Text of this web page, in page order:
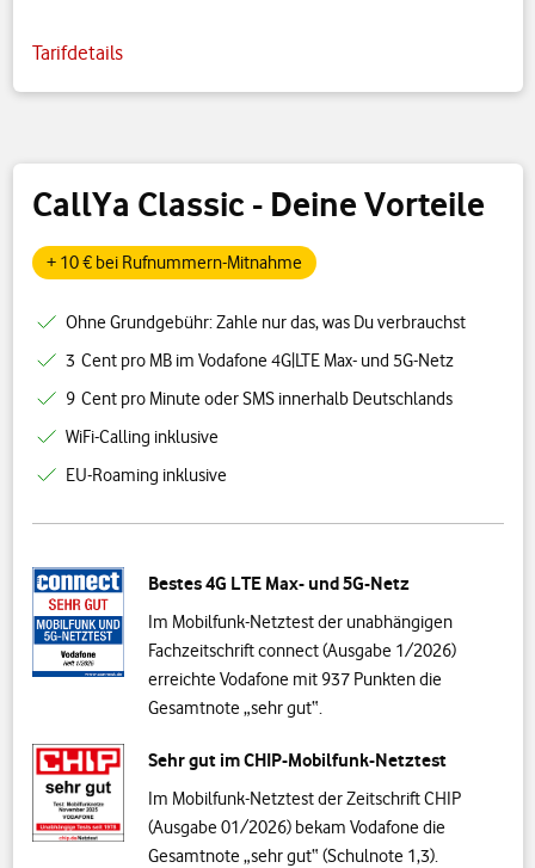
CallYa Classic - Deine Vorteile
+ 10 € bei Rufnummern-Mitnahme
Ohne Grundgebühr: Zahle nur das, was Du verbrauchst
3 Cent pro MB im Vodafone 4G|LTE Max- und 5G-Netz
9 Cent pro Minute oder SMS innerhalb Deutschlands
WiFi-Calling inklusive
EU-Roaming inklusive
Bestes 4G LTE Max- und 5G-Netz
Im Mobilfunk-Netztest der unabhängigen
Fachzeitschrift connect (Ausgabe 1/2026)
erreichte Vodafone mit 937 Punkten die
Gesamtnote „sehr gut“.
Sehr gut im CHIP-Mobilfunk-Netztest
Im Mobilfunk-Netztest der Zeitschrift CHIP
(Ausgabe 01/2026) bekam Vodafone die
Gesamtnote „sehr gut“ (Schulnote 1,3).
Tarifdetails